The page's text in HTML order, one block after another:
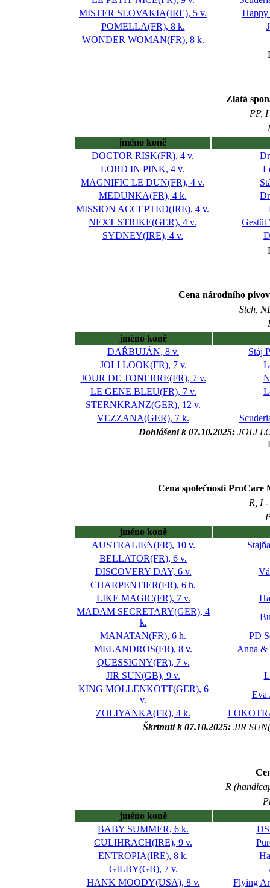
MISTER SLOVAKIA(IRE), 5 v.
Happy
POMELLA(FR), 8 k.
WONDER WOMAN(FR), 8 k.
Zlatá
PP,
jméno koně
DOCTOR RISK(FR), 4 v.
LORD IN PINK, 4 v.
MAGNIFIC LE DUN(FR), 4 v.
MEDUNKA(FR), 4 k.
MISSION ACCEPTED(IRE), 4 v.
NEXT STRIKE(GER), 4 v.
Gestüt
SYDNEY(IRE), 4 v.
Cena národního
Stch,
jméno koně
DAŘBUJÁN, 8 v.
Stáj
JOLI LOOK(FR), 7 v.
JOUR DE TONERRE(FR), 7 v.
LE GENE BLEU(FR), 7 v.
STERNKRANZ(GER), 12 v.
VEZZANA(GER), 7 k.
Dohlášeni k 07.10.2025: JOLI
Cena společnosti
R, I
jméno koně
AUSTRALIEN(FR), 10 v.
BELLATOR(FR), 6 v.
DISCOVERY DAY, 6 v.
CHARPENTIER(FR), 6 h.
LIKE MAGIC(FR), 7 v.
MADAM SECRETARY(GER), 4
k.
MANATAN(FR), 6 h.
PD
MELANDROS(FR), 8 v.
Anna &
QUESSIGNY(FR), 7 v.
JIR SUN(GB), 9 v.
KING MOLLENKOTT(GER), 6
v.
Eva
ZOLIYANKA(FR), 4 k.
Škrtnuti k 07.10.2025: JIR
R
jméno koně
BABY SUMMER, 6 k.
CULIHRACH(IRE), 9 v.
ENTROPIA(IRE), 8 k.
GILBY(GB), 7 v.
HANK MOODY(USA), 8 v.
Flying